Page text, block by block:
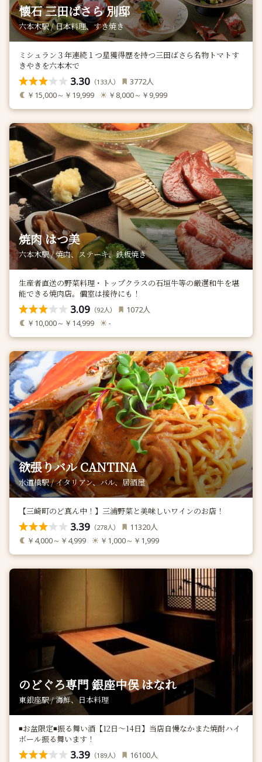
懐石 三田ばさら 別邸
六本木駅 / 日本料理、すき焼き
ミシュラン３年連続１つ星獲得歴を持つ三田ばさら名物トマトす
きやきを六本木で
3.30 （133人） 3772人
￥15,000～￥19,999 ￥8,000～￥9,999
焼肉 はつ美
六本木駅 / 焼肉、ステーキ、鉄板焼き
生産者直送の野菜料理・トップクラスの石垣牛等の厳選和牛を堪
能できる焼肉店。個室は接待にも！
3.09 （92人） 1072人
￥10,000～￥14,999 -
欲張りバル CANTINA
水道橋駅 / イタリアン、バル、居酒屋
【三崎町のど真ん中！】三浦野菜と美味しいワインのお店！
3.39 （278人） 11320人
￥4,000～￥4,999 ￥1,000～￥1,999
のどぐろ専門 銀座中俣 はなれ
東銀座駅 / 海鮮、日本料理
◾️お盆限定◾️振る舞い酒【12日〜14日】当店自慢なかまた焼酎ハイ
ボール振る舞います！
3.39 （189人） 16100人